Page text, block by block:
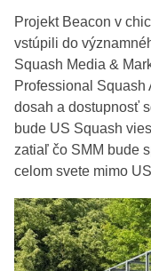
Projekt Beacon v
vstúpili do
Squash Media &
Professional
dosah a dostupnosť
bude US Squash
zatiaľ čo SMM bude
celom svete mimo